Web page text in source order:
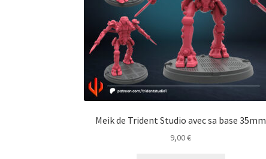
Meik de Trident Studio avec sa base 35mm
9,00€